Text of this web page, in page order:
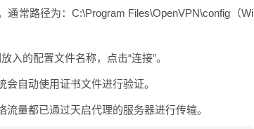
常路径为：C:\Program Files\OpenVPN\config（Wi
的配置文件名称，点击“连接”。
自动使用证书文件进行验证。
量都已通过天启代理的服务器进行传输。